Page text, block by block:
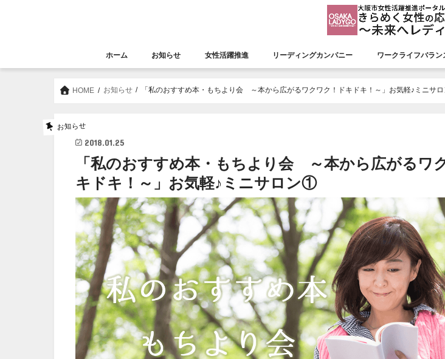
ホーム お知らせ 女性活躍推進 リーディングカンパニー ワークライフバラン
HOME お知らせ 「私のおすすめ本・もちより会 ～本から広がるワクワク！ドキドキ！～」お気軽♪ミニサ
お知らせ
2018.01.25
「私のおすすめ本・もちより会 ～本から広がるワ
キドキ！～」お気軽♪ミニサロン①